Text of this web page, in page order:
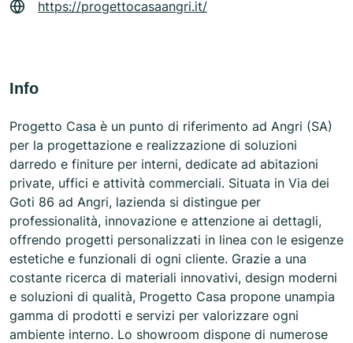
https://progettocasaangri.it/
Info
Progetto Casa è un punto di riferimento ad Angri (SA)
per la progettazione e realizzazione di soluzioni
darredo e finiture per interni, dedicate ad abitazioni
private, uffici e attività commerciali. Situata in Via dei
Goti 86 ad Angri, lazienda si distingue per
professionalità, innovazione e attenzione ai dettagli,
offrendo progetti personalizzati in linea con le esigenze
estetiche e funzionali di ogni cliente. Grazie a una
costante ricerca di materiali innovativi, design moderni
e soluzioni di qualità, Progetto Casa propone unampia
gamma di prodotti e servizi per valorizzare ogni
ambiente interno. Lo showroom dispone di numerose